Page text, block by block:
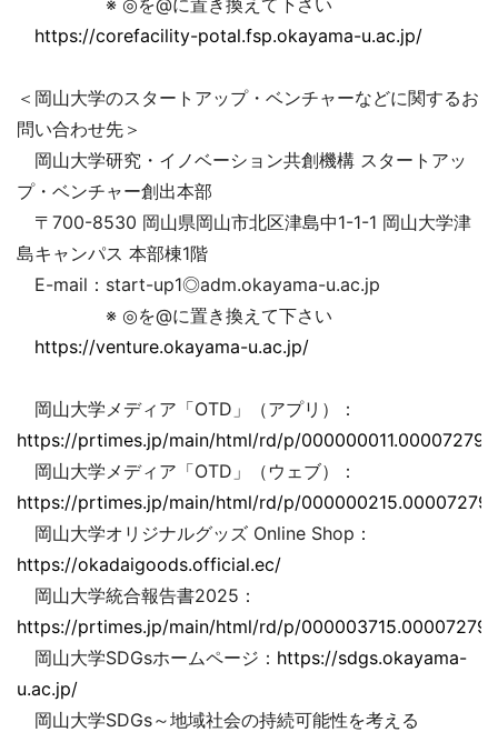
https://corefacility-potal.fsp.okayama-u.ac.jp/
＜岡山大学のスタートアップ・ベンチャーなどに関するお
問い合わせ先＞
岡山大学研究・イノベーション共創機構 スタートアッ
プ・ベンチャー創出本部
〒700-8530 岡山県岡山市北区津島中1-1-1 岡山大学津
島キャンパス 本部棟1階
E-mail：start-up1◎adm.okayama-u.ac.jp
※ ◎を@に置き換えて下さい
https://venture.okayama-u.ac.jp/
岡山大学メディア「OTD」（アプリ）：
https://prtimes.jp/main/html/rd/p/
岡山大学メディア「OTD」（ウェブ）：
https://prtimes.jp/main/html/rd/p/
岡山大学オリジナルグッズ Online Shop：
https://okadaigoods.official.ec/
岡山大学統合報告書2025：
https://prtimes.jp/main/html/rd/p/
岡山大学SDGsホームページ： https://sdgs.okayama-
u.ac.jp/
岡山大学SDGs～地域社会の持続可能性を考える